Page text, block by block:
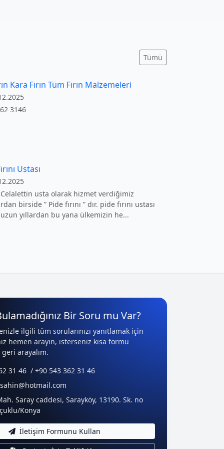
Tümü
Kara Fırın Tüm Fırın Malzemeleri
3146
Ustası
Celalettin usta olarak hizmet verdiğimiz
birside ” Pide fırını ” dır. pide fırını ustası
yıllardan bu yana ülkemizin he...
Bir Soru mu Var?
ilgili tüm sorularınızı yanıtlamak için
hemen arayın, isterseniz kısa formu
arayalım.
31 46 / +90 543 362 31 46
Saray caddesi, Sarayköy, 13190. Sk. no
Konya
İletişim Formunu Kullan